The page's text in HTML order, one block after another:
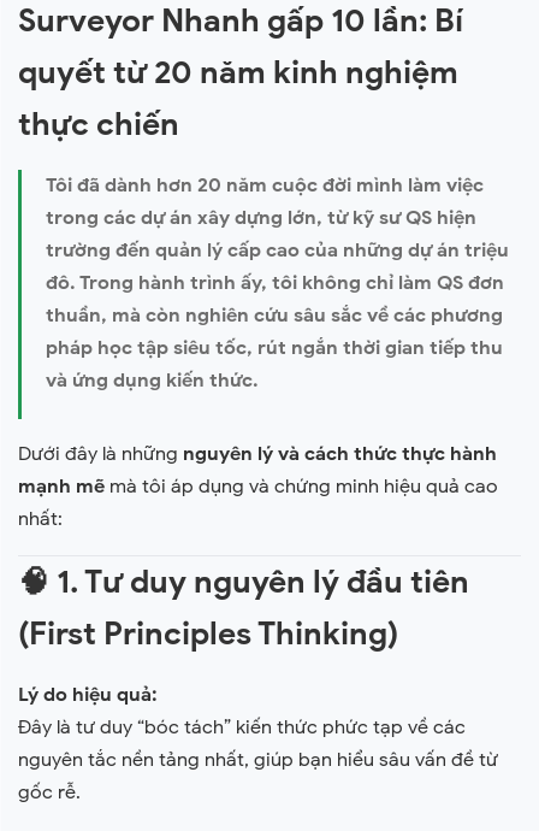
Surveyor Nhanh gấp 10 lần: Bí
quyết từ 20 năm kinh nghiệm
thực chiến
Tôi đã dành hơn 20 năm cuộc đời mình làm việc
trong các dự án xây dựng lớn, từ kỹ sư QS hiện
trường đến quản lý cấp cao của những dự án triệu
đô. Trong hành trình ấy, tôi không chỉ làm QS đơn
thuần, mà còn nghiên cứu sâu sắc về các phương
pháp học tập siêu tốc, rút ngắn thời gian tiếp thu
và ứng dụng kiến thức.
Dưới đây là những nguyên lý và cách thức thực hành
mạnh mẽ mà tôi áp dụng và chứng minh hiệu quả cao
nhất:
🧠 1. Tư duy nguyên lý đầu tiên
(First Principles Thinking)
Lý do hiệu quả:
Đây là tư duy “bóc tách” kiến thức phức tạp về các
nguyên tắc nền tảng nhất, giúp bạn hiểu sâu vấn đề từ
gốc rễ.